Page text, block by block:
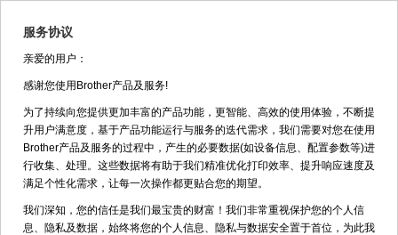
DCP-9055CDN
请输入关键字：
如何使用关键字查询？
服务协议
亲爱的用户：
感谢您使用Brother产品及服务!
为了持续向您提供更加丰富的产品功能，更智能、高效的使用体验，不断提
升用户满意度，基于产品功能运行与服务的迭代需求，我们需要对您在使用
Brother产品及服务的过程中，产生的必要数据(如设备信息、配置参数等)进
行收集、处理。这些数据将有助于我们精准优化打印效率、提升响应速度及
满足个性化需求，让每一次操作都更贴合您的期望。
我们深知，您的信任是我们最宝贵的财富！我们非常重视保护您的个人信
息、隐私及数据，始终将您的个人信息、隐私与数据安全置于首位，为此我